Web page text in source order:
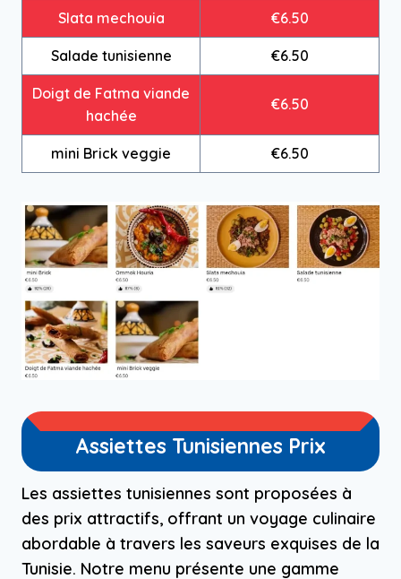
Slata mechouia €6.50
Salade tunisienne €6.50
Doigt de Fatma viande
hachée
€6.50
mini Brick veggie €6.50
Assiettes Tunisiennes Prix
Les assiettes tunisiennes sont proposées à
des prix attractifs, offrant un voyage culinaire
abordable à travers les saveurs exquises de la
Tunisie. Notre menu présente une gamme